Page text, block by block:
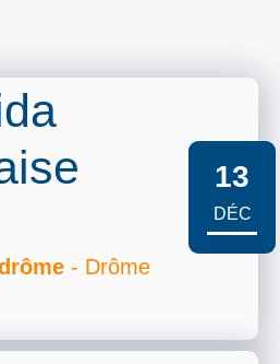
- Drôme
13
DÉC